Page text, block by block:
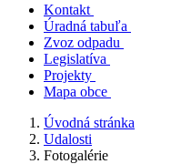
Kontakt
Úradná tabuľa
Zvoz odpadu
Legislatíva
Projekty
Mapa obce
Úvodná stránka
Udalosti
Fotogalérie